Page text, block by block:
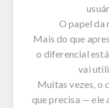
O papel da
Mais do que
o diferencial
vai
Muitas vezes, o
que precisa — ele